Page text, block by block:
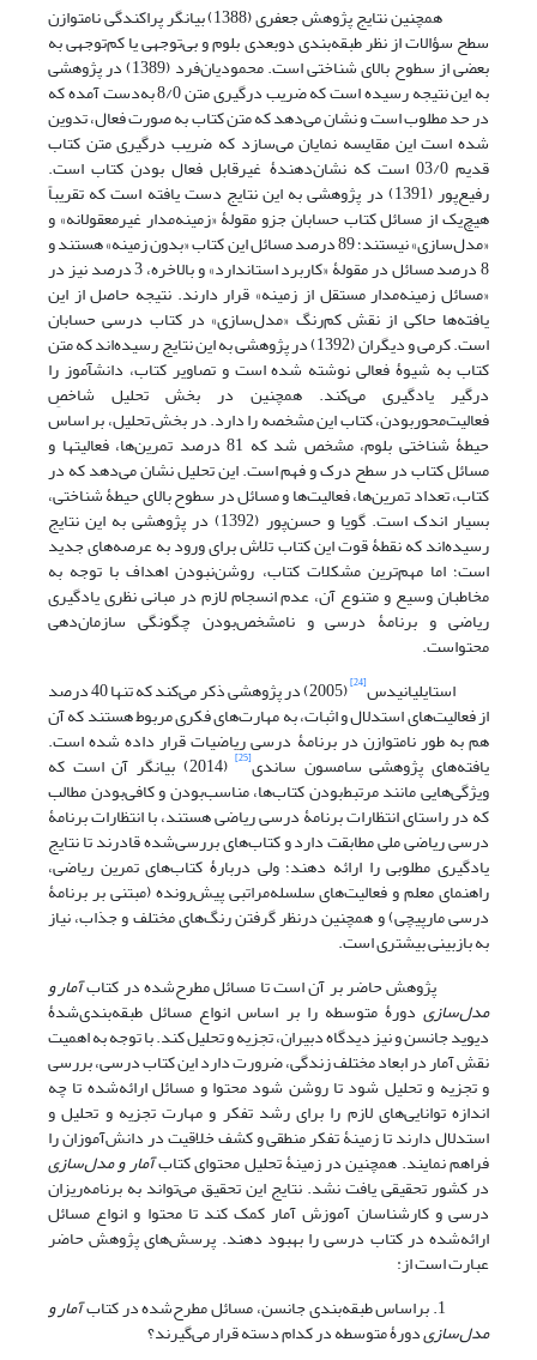
همچنین نتایج پژوهش جعفری (‌1388) بیانگر پراکندگی نامتوازن
سطح سؤالات از نظر طبقه‌بندی دوبعدی بلوم و بی‌توجهی یا کم‌توجهی به
بعضی از سطوح بالای شناختی است. محمودیان‌فرد (1389) در پژوهشی
به این نتیجه رسیده است که ضریب درگیری متن 8/0 به‌دست آمده که
در حد مطلوب است و نشان می‌دهد که متن کتاب به صورت فعال، تدوین
شده است این مقایسه نمایان می‌سازد که ضریب درگیری متن کتاب
قدیم 03/0 است که نشان‌دهندۀ غیرقابل فعال بودن کتاب است.
رفیع‌پور (1391) در پژوهشی به این نتایج دست یافته است که تقریباً
هیچ‌یک از مسائل کتاب حسابان جزو مقولۀ «زمینه‌مدار غیرمعقولانه» و
«مدل‌سازی» نیستند؛ 89 درصد مسائل این کتاب «بدون زمینه» هستند و
8 درصد مسائل در مقولۀ «کاربرد استاندارد» و بالاخره، 3 درصد نیز در
«مسائل زمینه‌مدار مستقل از زمینه» قرار دارند. نتیجه حاصل از این
یافته‌ها حاکی از نقش کم‌رنگ «مدل‌سازی» در کتاب درسی حسابان
است. کرمی و دیگران (1392) در پژوهشی به این نتایج رسیده‌اند که متن
کتاب به شیوۀ فعالی نوشته شده است و تصاویر کتاب، دانش‏آموز را
درگیر یادگیری می‌‏کند. همچنین در بخش تحلیل شاخصِ
فعالیت‌محور‌بودن، کتاب این مشخصه را دارد. در بخش تحلیل، بر اساس
حیطۀ شناختی بلوم، مشخص شد که 81 درصد تمرین‌ها، فعالیت‏ها و
مسائل کتاب در سطح درک و فهم ‏است. این تحلیل نشان می‌دهد که در
کتاب، تعداد تمرین‌ها، فعالیت‌ها و مسائل در سطوح بالای حیطۀ شناختی،
بسیار اندک است. گویا و حسن‌پور (1392) در پژوهشی به این نتایج
رسیده‌اند که نقطۀ قوت این کتاب تلاش برای ورود به عرصه‌های جدید
است؛ اما مهم‌ترین مشکلات کتاب، روشن‌نبودن اهداف با توجه به
مخاطبان وسیع و متنوع آن، عدم انسجام لازم در مبانی نظری یادگیری
ریاضی و برنامۀ درسی و نامشخص‌بودن چگونگی سازمان‌دهی
محتواست.
استایلیانیدس[24] (2005) در پژوهشی ذکر می‌کند که تنها 40 درصد
از فعالیت‌های استدلال و اثبات، به مهارت‌های فکری مربوط هستند که آن
هم به طور نامتوازن در برنامۀ درسی ریاضیات قرار داده شده است.
یافته‌های پژوهشی سامسون ساندی[25] (2014) بیانگر آن است که
ویژگی‌هایی مانند مرتبط‌بودن کتاب‌ها، مناسب‌بودن و کافی‌بودن مطالب
که در راستای انتظارات برنامۀ درسی ریاضی هستند، با انتظارات برنامۀ
درسی ریاضی ملی مطابقت دارد و کتاب‌های بررسی‌شده قادرند تا نتایج
یادگیری مطلوبی را ارائه‌ دهند؛ ولی دربارۀ کتاب‌های تمرین ریاضی،
راهنمای معلم و فعالیت‌های سلسله‌مراتبی پیش‌رونده (مبتنی بر برنامۀ
درسی مارپیچی) و همچنین درنظر گرفتن رنگ‌های مختلف و جذاب، نیاز
به بازبینی بیشتری است.
پژوهش حاضر بر آن است تا مسائل مطرح‌شده در کتابآمار و
مدل‌سازی دورۀ متوسطه را بر اساس انواع مسائل طبقه‌بندی‌شدۀ
دیوید جانسن و نیز دیدگاه دبیران، تجزیه و تحلیل کند. با توجه به اهمیت
نقش آمار در ابعاد مختلف زندگی، ضرورت دارد این کتاب درسی، بررسی
و تجزیه و تحلیل شود تا روشن شود محتوا و مسائل ارائه‌شده تا چه
اندازه توانایی‌های لازم را برای رشد تفکر و مهارت تجزیه و تحلیل و
استدلال دارند تا زمینۀ تفکر منطقی و کشف خلاقیت در دانش‌آموزان را
فراهم نمایند. همچنین در زمینۀ تحلیل محتوای کتابآمار و مدل‌سازی
در کشور تحقیقی یافت نشد. نتایج این تحقیق می‌تواند به برنامه‌ریزان
درسی و کارشناسان آموزش آمار کمک کند تا محتوا و انواع مسائل
ارائه‌شده در کتاب درسی را بهبود دهند. پرسش‌های پژوهش حاضر
عبارت است از:
آمار و
مدل‌سازیدورۀ متوسطه در کدام دسته قرار می‌گیرند؟